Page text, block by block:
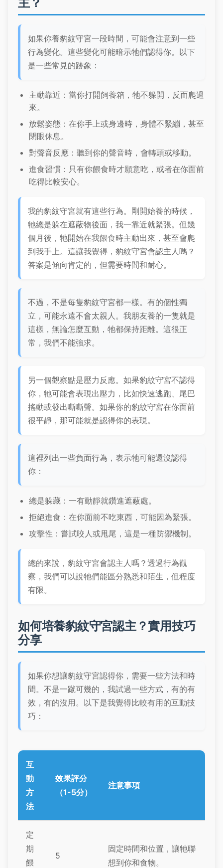
如果你養豹紋守宮一段時間，可能會注意到一些
行為變化。這些變化可能暗示牠們認得你。以下
是一些常見的跡象：
主動靠近：當你打開飼養箱，牠不躲開，反而爬過
來。
放鬆姿態：在你手上或身邊時，身體不緊繃，甚至
閉眼休息。
對聲音反應：聽到你的聲音時，會轉頭或移動。
進食習慣：只有你餵食時才願意吃，或者在你面前
吃得比較安心。
我的豹紋守宮就有這些行為。剛開始養的時候，
牠總是躲在遮蔽物後面，我一靠近就緊張。但幾
個月後，牠開始在我餵食時主動出來，甚至會爬
到我手上。這讓我覺得，豹紋守宮會認主人嗎？
答案是傾向肯定的，但需要時間和耐心。
不過，不是每隻豹紋守宮都一樣。有的個性獨
立，可能永遠不會太親人。我朋友養的一隻就是
這樣，無論怎麼互動，牠都保持距離。這很正
常，我們不能強求。
另一個觀察點是壓力反應。如果豹紋守宮不認得
你，牠可能會表現出壓力，比如快速逃跑、尾巴
搖動或發出嘶嘶聲。如果你的豹紋守宮在你面前
很平靜，那可能就是認得你的表現。
這裡列出一些負面行為，表示牠可能還沒認得
你：
總是躲藏：一有動靜就鑽進遮蔽處。
拒絕進食：在你面前不吃東西，可能因為緊張。
攻擊性：嘗試咬人或甩尾，這是一種防禦機制。
總的來說，豹紋守宮會認主人嗎？透過行為觀
察，我們可以說牠們能區分熟悉和陌生，但程度
有限。
如何培養豹紋守宮認主？實用技巧
分享
如果你想讓豹紋守宮認得你，需要一些方法和時
間。不是一蹴可幾的，我試過一些方式，有的有
效，有的沒用。以下是我覺得比較有用的互動技
巧：
互
動
方
法
效果評分
（1-5分）
注意事項
定
期
餵
5
固定時間和位置，讓牠聯
想到你和食物。